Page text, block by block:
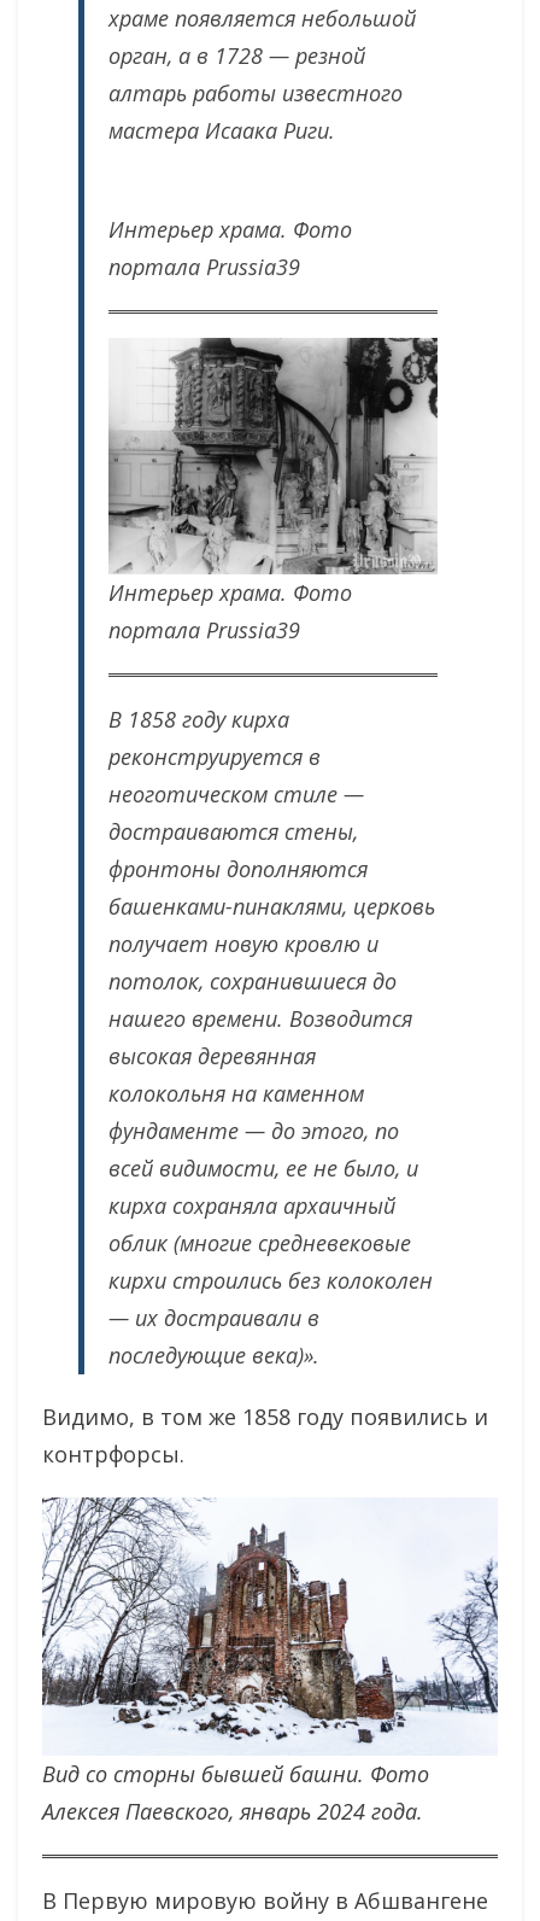
храме появляется небольшой
орган, а в 1728 — резной
алтарь работы известного
мастера Исаака Риги.
Интерьер храма. Фото
портала Prussia39
Интерьер храма. Фото
портала Prussia39
В 1858 году кирха
реконструируется в
неоготическом стиле —
достраиваются стены,
фронтоны дополняются
башенками-пинаклями, церковь
получает новую кровлю и
потолок, сохранившиеся до
нашего времени. Возводится
высокая деревянная
колокольня на каменном
фундаменте — до этого, по
всей видимости, ее не было, и
кирха сохраняла архаичный
облик (многие средневековые
кирхи строились без колоколен
— их достраивали в
последующие века)».
Видимо, в том же 1858 году появились и
контрфорсы.
Вид со сторны бывшей башни. Фото
Алексея Паевского, январь 2024 года.
В Первую мировую войну в Абшвангене